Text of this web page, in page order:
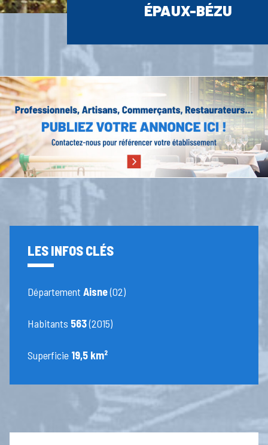
ÉPAUX-BÉZU
LES INFOS CLÉS
DépartementAisne(02)
Habitants 563(2015)
Superficie 19,5 km²